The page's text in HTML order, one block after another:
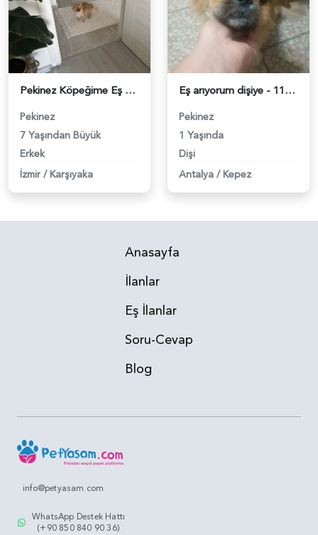
Pekinez Köpeğime Eş Arıyorum - 118980341
Pekinez
7 Yaşından Büyük
Erkek
İzmir / Karşıyaka
Eş arıyorum dişiye - 118979300
Pekinez
1 Yaşında
Dişi
Antalya / Kepez
Anasayfa
İlanlar
Eş İlanlar
Soru-Cevap
Blog
info@petyasam.com
WhatsApp Destek Hattı
(+90 850 840 90 36)